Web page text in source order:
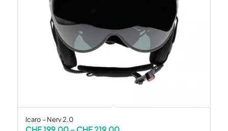
Icaro – Nerv 2.0
CHF199.00 – CHF219.00Preisspanne: